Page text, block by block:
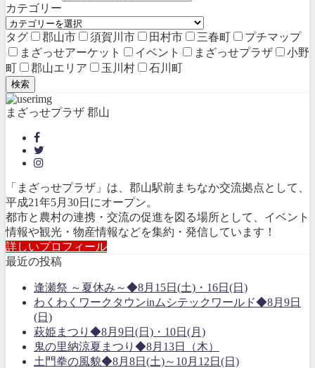
カテゴリー
タグ 郡山市 須賀川市 田村市 三春町
プチマップ
まざっせアーケット
イベント まざっせプラザ
小野
町
郡山エリア 玉川村 石川町
検索
まざっせプラザ 郡山
「まざっせプラザ」は、郡山駅前まちなか交流拠点として、
平成21年5月30日にオープン。
都市と農村の連携・交流の促進を図る場所として、イベント
情報や観光・物産情報などを集約・発信しています！
詳しいプロフィール
最近の投稿
逢瀬祭 ～夏休み～◆8月15日(土)・16日(日)
わくわくワークタウンinムシテックワールド◆8月9日
(日)
萩姫まつり◆8月9日(日)・10日(月)
鬼の里納涼夏まつり◆8月13日（木）
土門拳の風貌◆8月8日(土)～10月12日(日)